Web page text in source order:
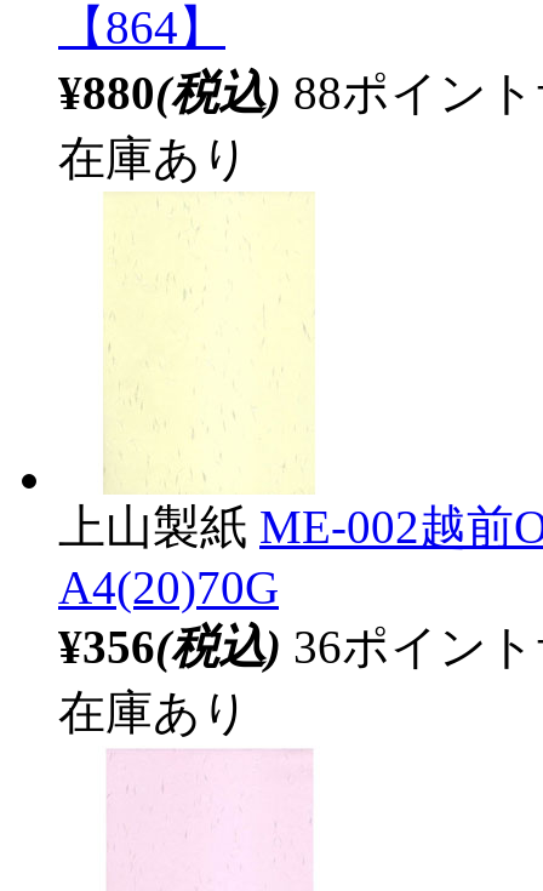
【864】
¥880(税込) 88ポイン
在庫あり
上山製紙 ME-002越前
A4(20)70G
¥356(税込) 36ポイン
在庫あり